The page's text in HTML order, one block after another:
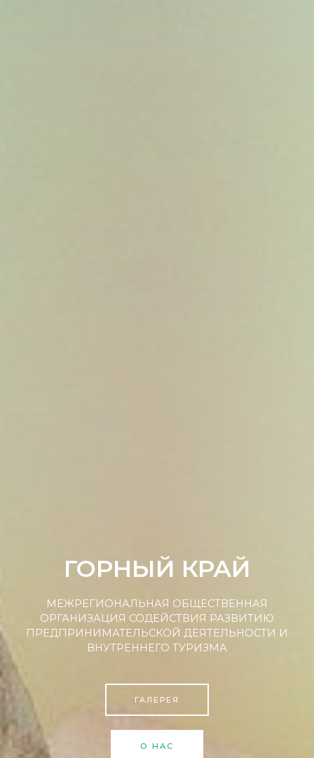
ГОРНЫЙ КРАЙ
МЕЖРЕГИОНАЛЬНАЯ ОБЩЕСТВЕННАЯ
ОРГАНИЗАЦИЯ СОДЕЙСТВИЯ РАЗВИТИЮ
ПРЕДПРИНИМАТЕЛЬСКОЙ ДЕЯТЕЛЬНОСТИ И
ВНУТРЕННЕГО ТУРИЗМА
ГАЛЕРЕЯ
О НАС